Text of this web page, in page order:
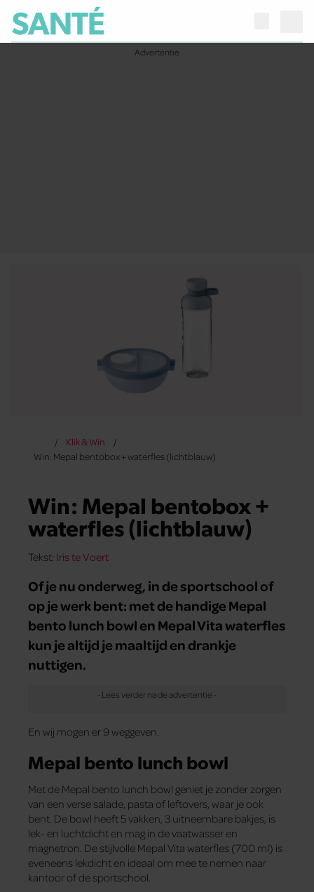
Klik & Win
Win: Mepal bentobox + waterfles (lichtblauw)
Win: Mepal bentobox +
waterfles (lichtblauw)
Tekst: Iris te Voert
Of je nu onderweg, in de sportschool of
op je werk bent: met de handige Mepal
bento lunch bowl en Mepal Vita waterfles
kun je altijd je maaltijd en drankje
nuttigen.
En wij mogen er 9 weggeven.
Mepal bento lunch bowl
Met de Mepal bento lunch bowl geniet je zonder zorgen
van een verse salade, pasta of leftovers, waar je ook
bent. De bowl heeft 5 vakken, 3 uitneembare bakjes, is
lek- en luchtdicht en mag in de vaatwasser en
magnetron. De stijlvolle Mepal Vita waterfles (700 ml) is
eveneens lekdicht en ideaal om mee te nemen naar
kantoor of de sportschool.